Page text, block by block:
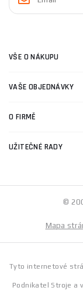
VŠE O NÁKUPU
VAŠE OBJEDNÁVKY
O FIRMĚ
UŽITEČNÉ RADY
©
Mapa
Tyto internetové
Podnikatel Stroje a